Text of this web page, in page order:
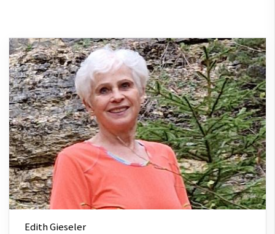
Edith Gieseler